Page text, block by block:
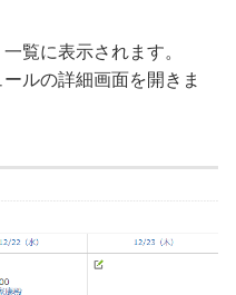
覧に表示されます。
ルの詳細画面を開きま